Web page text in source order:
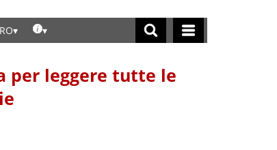
per leggere tutte le